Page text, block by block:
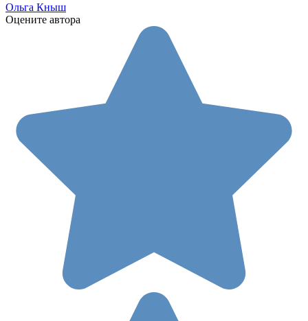
Ольга Кныш
Оцените автора